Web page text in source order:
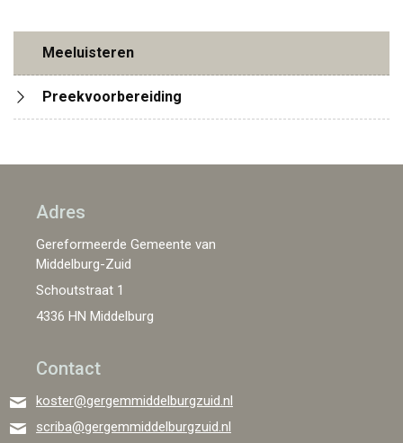
Meeluisteren
Preekvoorbereiding
Adres
Gereformeerde Gemeente van
Middelburg-Zuid
Schoutstraat 1
4336 HN Middelburg
Contact
koster@gergemmiddelburgzuid.nl
scriba@gergemmiddelburgzuid.nl